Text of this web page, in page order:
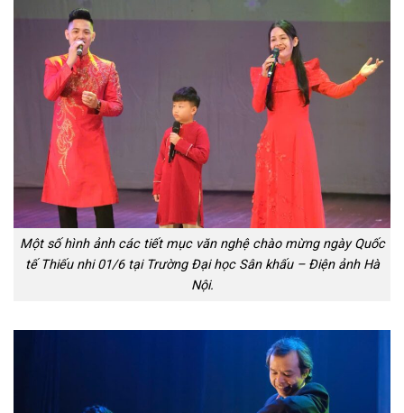
Một số hình ảnh các tiết mục văn nghệ chào mừng ngày Quốc
tế Thiếu nhi 01/6 tại Trường Đại học Sân khấu – Điện ảnh Hà
Nội.